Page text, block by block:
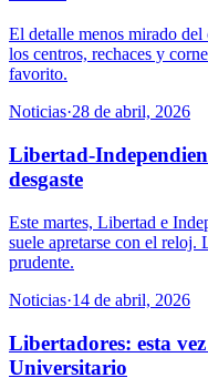
El detalle menos mirado
los centros, rechaces y
favorito.
Noticias·28 de abril, 2026
Libertad-
desgaste
Este martes, Libertad e
suele apretarse con el reloj.
prudente.
Noticias·14 de abril, 2026
Libertadores: esta
Universitario